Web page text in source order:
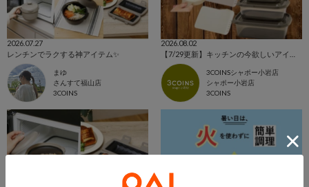
2026.07.27
レンチンでラクする神アイテム✨️
まゆ
さんすて福山店
3COINS
2026.08.02
3COINSシャポー小岩店
シャポー小岩店
3COINS